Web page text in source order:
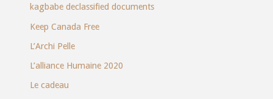
kagbabe declassified documents
Keep Canada Free
L’Archi Pelle
L’alliance Humaine 2020
Le cadeau